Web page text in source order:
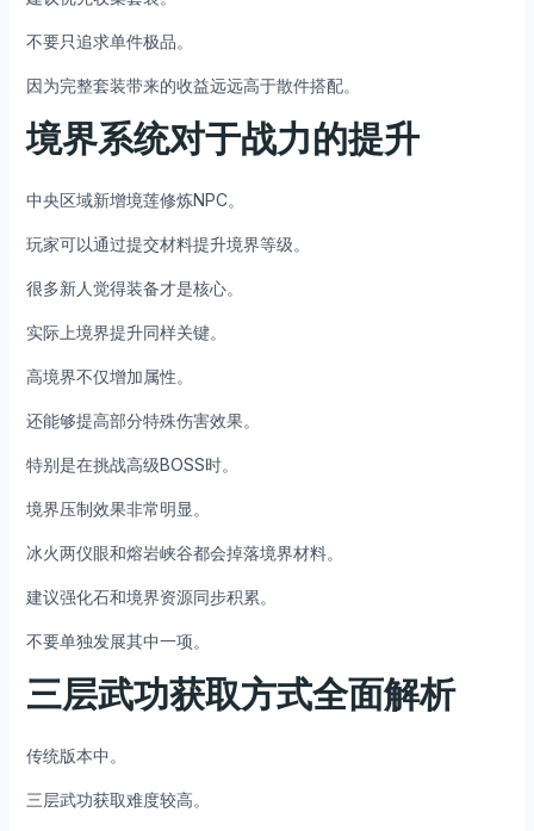
不要只追求单件极品。
因为完整套装带来的收益远远高于散件搭配。
境界系统对于战力的提升
中央区域新增境莲修炼NPC。
玩家可以通过提交材料提升境界等级。
很多新人觉得装备才是核心。
实际上境界提升同样关键。
高境界不仅增加属性。
还能够提高部分特殊伤害效果。
特别是在挑战高级BOSS时。
境界压制效果非常明显。
冰火两仪眼和熔岩峡谷都会掉落境界材料。
建议强化石和境界资源同步积累。
不要单独发展其中一项。
三层武功获取方式全面解析
传统版本中。
三层武功获取难度较高。